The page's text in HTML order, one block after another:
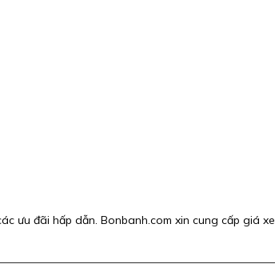
ưu đãi hấp dẫn. Bonbanh.com xin cung cấp giá xe